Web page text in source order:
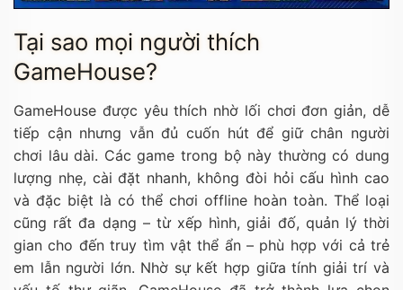
Tại sao mọi người thích
GameHouse?
GameHouse được yêu thích nhờ lối chơi đơn giản, dễ
tiếp cận nhưng vẫn đủ cuốn hút để giữ chân người
chơi lâu dài. Các game trong bộ này thường có dung
lượng nhẹ, cài đặt nhanh, không đòi hỏi cấu hình cao
và đặc biệt là có thể chơi offline hoàn toàn. Thể loại
cũng rất đa dạng – từ xếp hình, giải đố, quản lý thời
gian cho đến truy tìm vật thể ẩn – phù hợp với cả trẻ
em lẫn người lớn. Nhờ sự kết hợp giữa tính giải trí và